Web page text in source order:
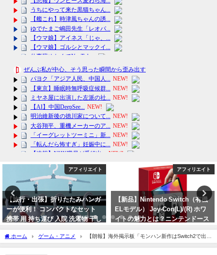
アフィリエイト
【旅行・出張】折りたたみハンガ
ーが便利！ コンパクトなセット
携帯 用 持ち運び 入院 洗濯物 干し
小型便利
アフィリエイト
【新品】Nintendo Switch（有機
ELモデル） Joy-Con(L)/(R) ホワ
イトの魅力とは？ニンテンドース
イッチ在庫僅少
ホーム ゲーム・アニメ
【朗報】海外掲示板「モンハン新作はSwitch2で出
る！」→界隈で話題に